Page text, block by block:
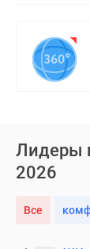
Лидеры
2026
Все